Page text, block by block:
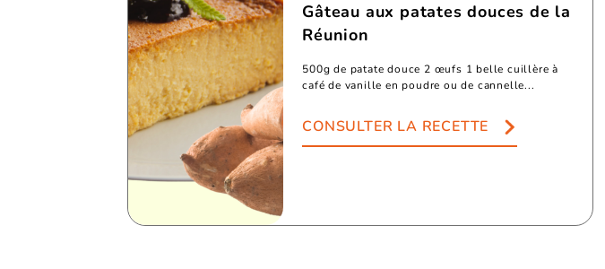
Gâteau aux patates douces de la
Réunion
500g de patate douce 2 œufs 1 belle cuillère à
café de vanille en poudre ou de cannelle...
CONSULTER LA RECETTE